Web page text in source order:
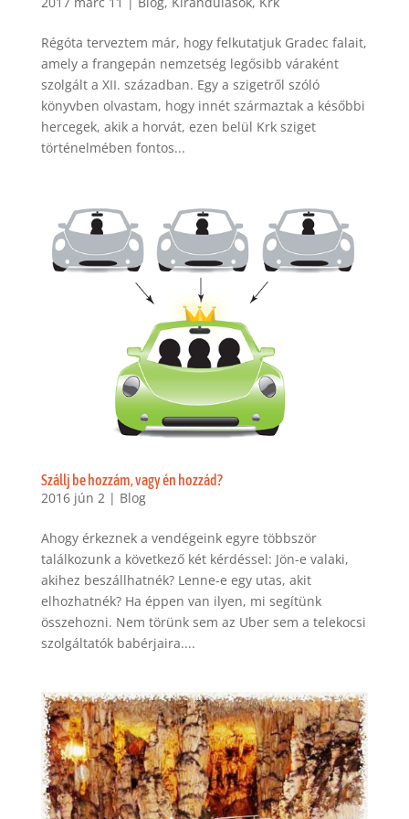
Régóta terveztem már, hogy felkutatjuk Gradec falait,
amely a frangepán nemzetség legősibb váraként
szolgált a XII. században. Egy a szigetről szóló
könyvben olvastam, hogy innét származtak a későbbi
hercegek, akik a horvát, ezen belül Krk sziget
történelmében fontos...
Szállj be hozzám, vagy én hozzád?
2016 jún 2| Blog
Ahogy érkeznek a vendégeink egyre többször
találkozunk a következő két kérdéssel: Jön-e valaki,
akihez beszállhatnék? Lenne-e egy utas, akit
elhozhatnék? Ha éppen van ilyen, mi segítünk
összehozni. Nem törünk sem az Uber sem a telekocsi
szolgáltatók babérjaira....